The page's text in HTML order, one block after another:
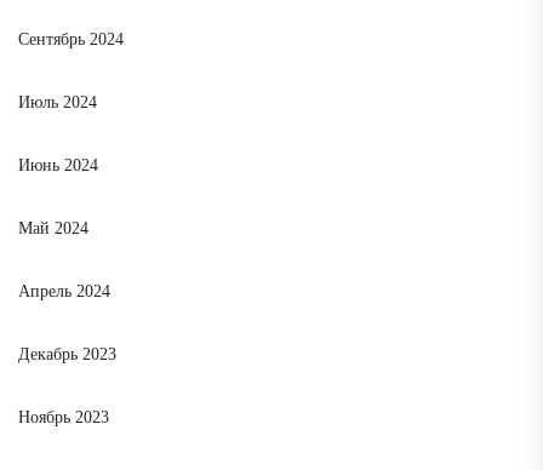
Сентябрь 2024
Июль 2024
Июнь 2024
Май 2024
Апрель 2024
Декабрь 2023
Ноябрь 2023